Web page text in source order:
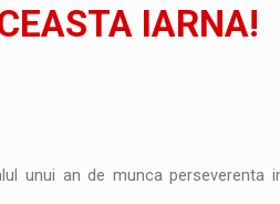
Ex, liderul pietei de transport
IARNA!
unui an de munca perseverenta